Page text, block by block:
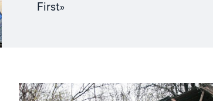
First»
Read
article